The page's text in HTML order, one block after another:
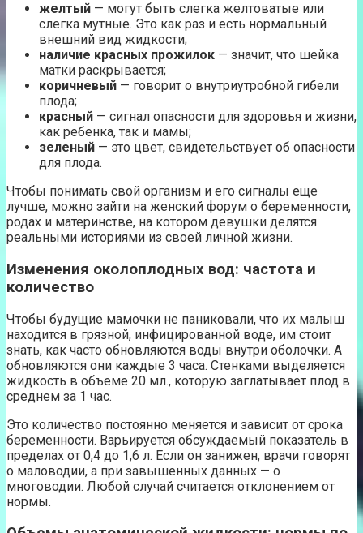
желтый — могут быть слегка желтоватые или
слегка мутные. Это как раз и есть нормальный
внешний вид жидкости;
наличие красных прожилок — значит, что шейка
матки раскрывается;
коричневый — говорит о внутриутробной гибели
плода;
красный — сигнал опасности для здоровья и жизни,
как ребенка, так и мамы;
зеленый — это цвет, свидетельствует об опасности
для плода.
Чтобы понимать свой организм и его сигналы еще
лучше, можно зайти на женский форум о беременности,
родах и материнстве, на котором девушки делятся
реальными историями из своей личной жизни.
Изменения околоплодных вод: частота и
количество
Чтобы будущие мамочки не паниковали, что их малыш
находится в грязной, инфицированной воде, им стоит
знать, как часто обновляются воды внутри оболочки. А
обновляются они каждые 3 часа. Стенками выделяется
жидкость в объеме 20 мл., которую заглатывает плод в
среднем за 1 час.
Это количество постоянно меняется и зависит от срока
беременности. Варьируется обсуждаемый показатель в
пределах от 0,4 до 1,6 л. Если он занижен, врачи говорят
о маловодии, а при завышенных данных — о
многоводии. Любой случай считается отклонением от
нормы.